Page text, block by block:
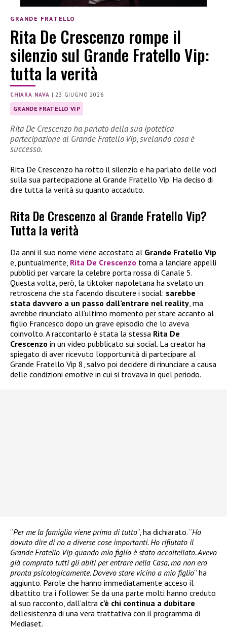
GRANDE FRATELLO
Rita De Crescenzo rompe il
silenzio sul Grande Fratello Vip:
tutta la verità
CHIARA NAVA | 23 GIUGNO 2026
GRANDE FRATELLO VIP
Rita De Crescenzo ha parlato della sua ipotetica
partecipazione al Grande Fratello Vip, svelando cosa è
successo.
Rita De Crescenzo ha rotto il silenzio e ha parlato delle voci
sulla sua partecipazione al Grande Fratello Vip. Ha deciso di
dire tutta la verità su quanto accaduto.
Rita De Crescenzo al Grande Fratello Vip?
Tutta la verità
Da anni il suo nome viene accostato al Grande Fratello Vip
e, puntualmente, Rita De Crescenzo torna a lanciare appelli
pubblici per varcare la celebre porta rossa di Canale 5.
Questa volta, però, la tiktoker napoletana ha svelato un
retroscena che sta facendo discutere i social: sarebbe
stata davvero a un passo dall’entrare nel reality , ma
avrebbe rinunciato all’ultimo momento per stare accanto al
figlio Francesco dopo un grave episodio che lo aveva
coinvolto. A raccontarlo è stata la stessa Rita De
Crescenzo in un video pubblicato sui social. La creator ha
spiegato di aver ricevuto l’opportunità di partecipare al
Grande Fratello Vip 8, salvo poi decidere di rinunciare a causa
delle condizioni emotive in cui si trovava in quel periodo.
“Per me la famiglia viene prima di tutto“, ha dichiarato. “Ho
dovuto dire di no a diverse cose importanti. Ho rifiutato il
Grande Fratello Vip quando mio figlio è stato accoltellato. Avevo
già comprato tutti gli abiti per entrare nella Casa, ma non ero
pronta psicologicamente. Dovevo stare vicino a mio figlio” ha
aggiunto. Parole che hanno immediatamente acceso il
dibattito tra i follower. Se da una parte molti hanno creduto
al suo racconto, dall’altra c’è chi continua a dubitare
dell’esistenza di una vera trattativa con il programma di
Mediaset.